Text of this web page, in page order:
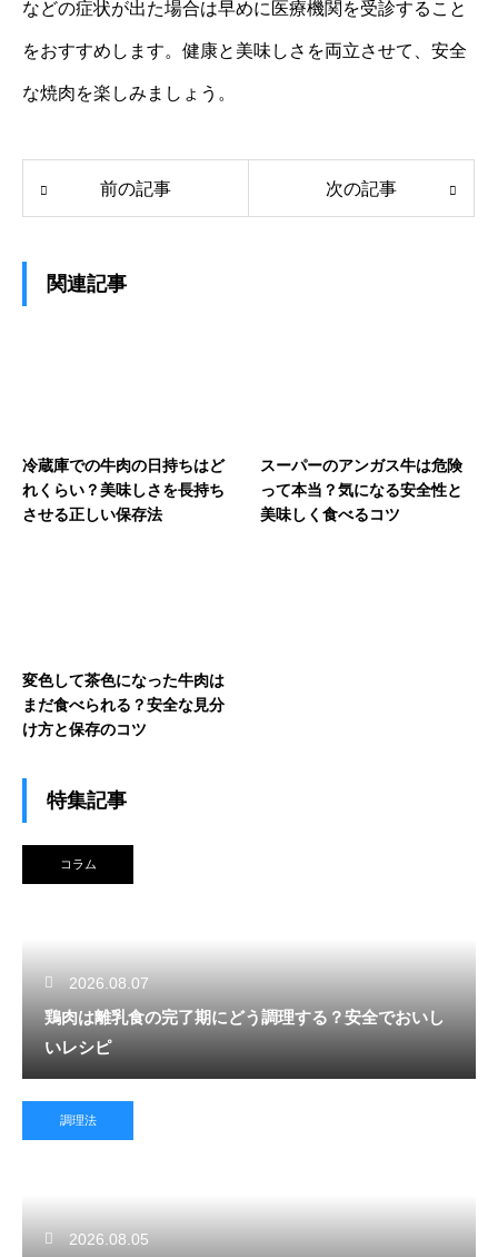
などの症状が出た場合は早めに医療機関を受診すること
をおすすめします。健康と美味しさを両立させて、安全
な焼肉を楽しみましょう。
前の記事 次の記事
関連記事
冷蔵庫での牛肉の日持ちはど
れくらい？美味しさを長持ち
させる正しい保存法
スーパーのアンガス牛は危険
って本当？気になる安全性と
美味しく食べるコツ
変色して茶色になった牛肉は
まだ食べられる？安全な見分
け方と保存のコツ
特集記事
コラム
2026.08.07
鶏肉は離乳食の完了期にどう調理する？安全でおいし
いレシピ
調理法
2026.08.05